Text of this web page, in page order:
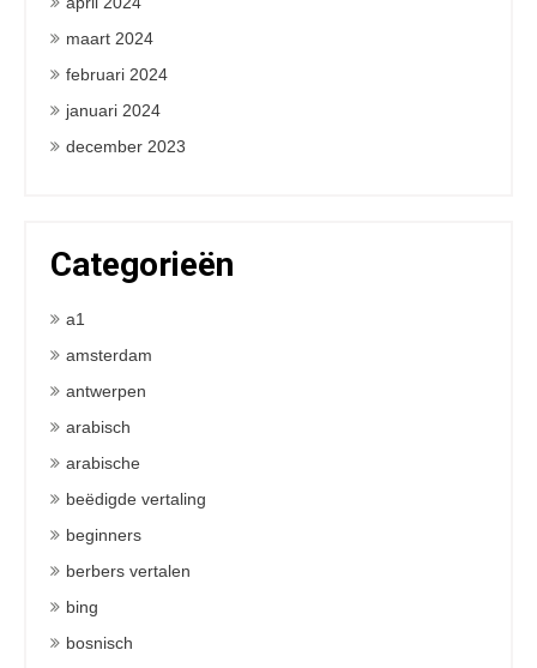
maart 2024
februari 2024
januari 2024
december 2023
Categorieën
a1
amsterdam
antwerpen
arabisch
arabische
beëdigde vertaling
beginners
berbers vertalen
bing
bosnisch